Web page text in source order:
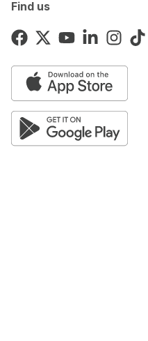
Find usKancelarija podseća
da kupuje hleb u
sada je i kamenovan.
Zbog svega toga
da izvrše pritisak